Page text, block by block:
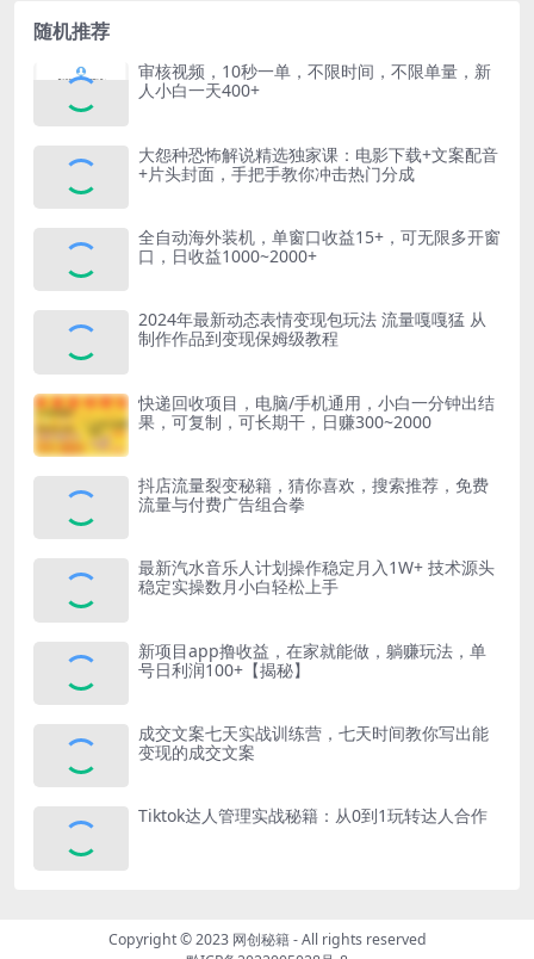
随机推荐
审核视频，10秒一单，不限时间，不限单量，新
人小白一天400+
大怨种恐怖解说精选独家课：电影下载+文案配音
+片头封面，手把手教你冲击热门分成
全自动海外装机，单窗口收益15+，可无限多开窗
口，日收益1000~2000+
2024年最新动态表情变现包玩法 流量嘎嘎猛 从
制作作品到变现保姆级教程
快递回收项目，电脑/手机通用，小白一分钟出结
果，可复制，可长期干，日赚300~2000
抖店流量裂变秘籍，猜你喜欢，搜索推荐，免费
流量与付费广告组合拳
最新汽水音乐人计划操作稳定月入1W+ 技术源头
稳定实操数月小白轻松上手
新项目app撸收益，在家就能做，躺赚玩法，单
号日利润100+【揭秘】
成交文案七天实战训练营，七天时间教你写出能
变现的成交文案
Tiktok达人管理实战秘籍：从0到1玩转达人合作
Copyright © 2023 网创秘籍- All rights reserved